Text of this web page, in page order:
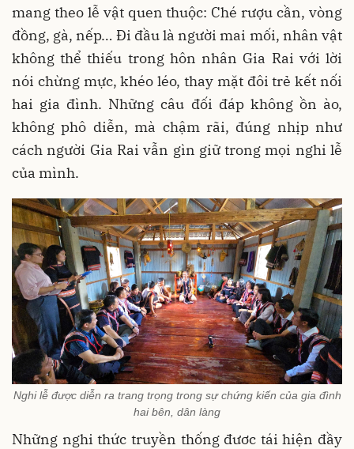
mang theo lễ vật quen thuộc: Ché rượu cần, vòng
đồng, gà, nếp… Đi đầu là người mai mối, nhân vật
không thể thiếu trong hôn nhân Gia Rai với lời
nói chừng mực, khéo léo, thay mặt đôi trẻ kết nối
hai gia đình. Những câu đối đáp không ồn ào,
không phô diễn, mà chậm rãi, đúng nhịp như
cách người Gia Rai vẫn gìn giữ trong mọi nghi lễ
của mình.
Nghi lễ được diễn ra trang trọng trong sự chứng kiến của gia đình
hai bên, dân làng
Những nghi thức truyền thống đươc tái hiện đầy